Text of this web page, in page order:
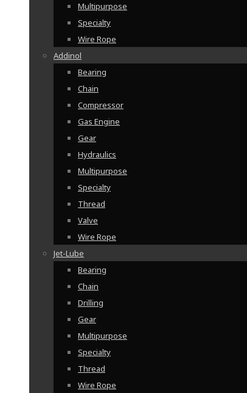
Multipurpose
Specialty
Wire Rope
Addinol
Bearing
Chain
Compressor
Gas Engine
Gear
Hydraulics
Multipurpose
Specialty
Thread
Valve
Wire Rope
Jet-Lube
Bearing
Chain
Drilling
Gear
Multipurpose
Specialty
Thread
Wire Rope